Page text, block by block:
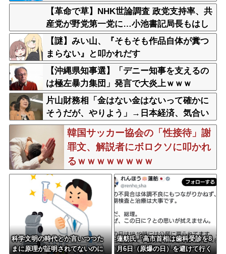
【革命で草】NHK世論調査 政党支持率、共
産党が野党第一党に…小池書記局長もはし
ゃぐ なお中革連は野党６番目
【謎】みい山、『そもそも作品自体が糞つ
まらない』と叩かれだす
【沖縄県知事選】「デニー知事を支えるの
は極左暴力集団」発言で大炎上ｗｗｗ
片山財務相「金はない金はないって確かに
そうだが、やりよう」→日本経済、気合い
で何とかする模様
韓国サッカー協会の「性接待」謝
罪文、解説者にボロクソに叩かれ
るｗｗｗｗｗｗｗｗ
科学文明の時代とか言いつつた
まに原理が証明されてないのに
蓮舫氏「高市首相は歯科受診を8
月6日（原爆の日）を避けて行く